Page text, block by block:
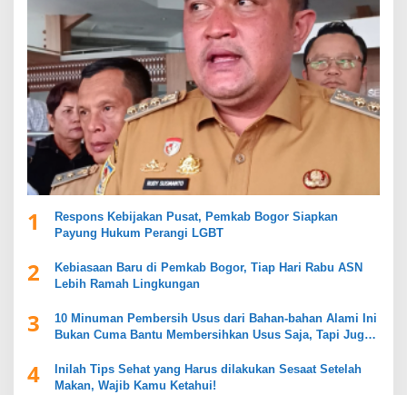
1
Respons Kebijakan Pusat, Pemkab Bogor Siapkan
Payung Hukum Perangi LGBT
2
Kebiasaan Baru di Pemkab Bogor, Tiap Hari Rabu ASN
Lebih Ramah Lingkungan
3
10 Minuman Pembersih Usus dari Bahan-bahan Alami Ini
Bukan Cuma Bantu Membersihkan Usus Saja, Tapi Juga
4
Inilah Tips Sehat yang Harus dilakukan Sesaat Setelah
Makan, Wajib Kamu Ketahui!